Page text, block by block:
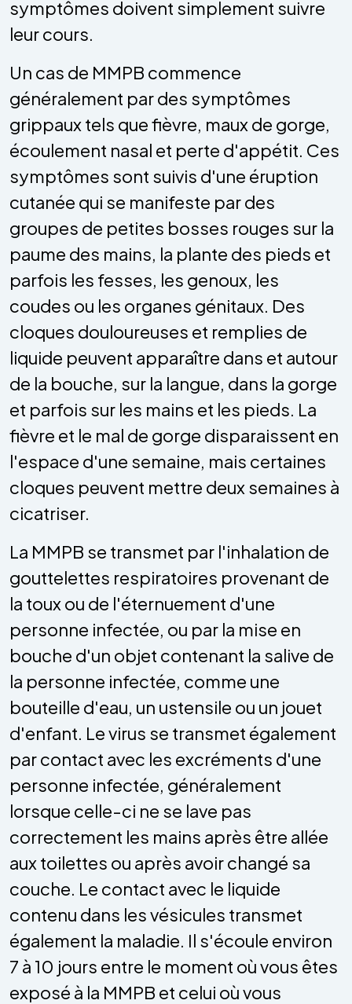
symptômes doivent simplement suivre
leur cours.
Un cas de MMPB commence
généralement par des symptômes
grippaux tels que fièvre, maux de gorge,
écoulement nasal et perte d'appétit. Ces
symptômes sont suivis d'une éruption
cutanée qui se manifeste par des
groupes de petites bosses rouges sur la
paume des mains, la plante des pieds et
parfois les fesses, les genoux, les
coudes ou les organes génitaux. Des
cloques douloureuses et remplies de
liquide peuvent apparaître dans et autour
de la bouche, sur la langue, dans la gorge
et parfois sur les mains et les pieds. La
fièvre et le mal de gorge disparaissent en
l'espace d'une semaine, mais certaines
cloques peuvent mettre deux semaines à
cicatriser.
La MMPB se transmet par l'inhalation de
gouttelettes respiratoires provenant de
la toux ou de l'éternuement d'une
personne infectée, ou par la mise en
bouche d'un objet contenant la salive de
la personne infectée, comme une
bouteille d'eau, un ustensile ou un jouet
d'enfant. Le virus se transmet également
par contact avec les excréments d'une
personne infectée, généralement
lorsque celle-ci ne se lave pas
correctement les mains après être allée
aux toilettes ou après avoir changé sa
couche. Le contact avec le liquide
contenu dans les vésicules transmet
également la maladie. Il s'écoule environ
7 à 10 jours entre le moment où vous êtes
exposé à la MMPB et celui où vous